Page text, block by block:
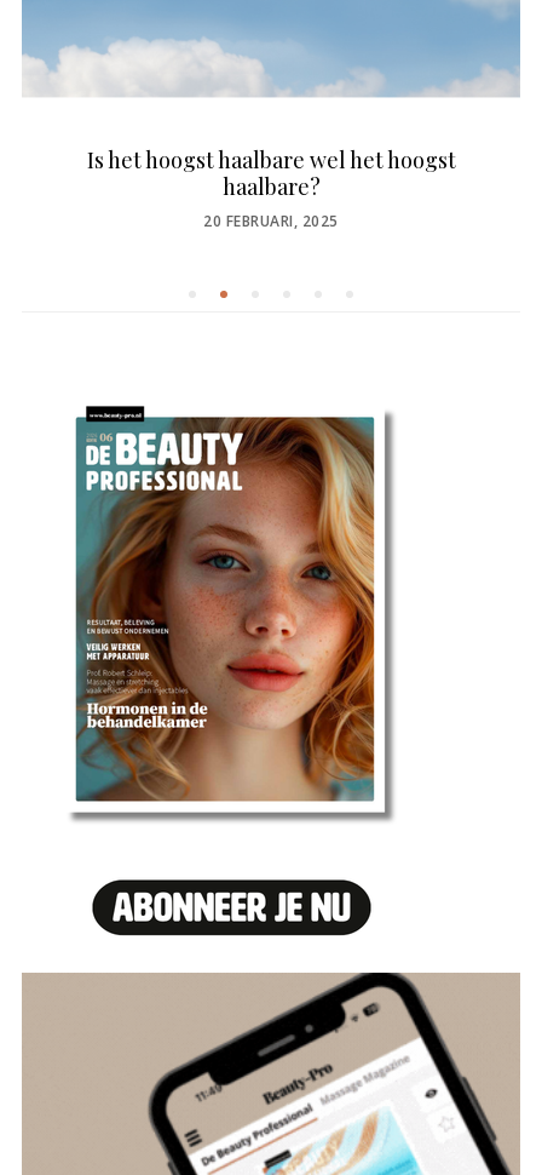
Is het hoogst haalbare wel het hoogst
haalbare?
POSTED
20 FEBRUARI, 2025